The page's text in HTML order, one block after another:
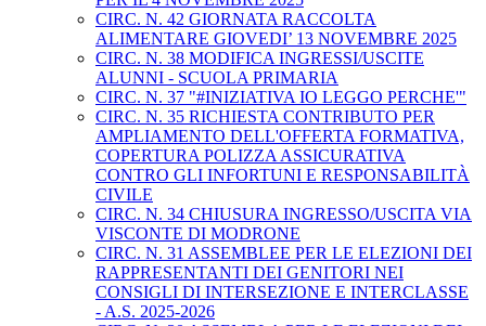
CIRC. N. 42 GIORNATA RACCOLTA
ALIMENTARE GIOVEDI’ 13 NOVEMBRE 2025
CIRC. N. 38 MODIFICA INGRESSI/USCITE
ALUNNI - SCUOLA PRIMARIA
CIRC. N. 37 "#INIZIATIVA IO LEGGO PERCHE'"
CIRC. N. 35 RICHIESTA CONTRIBUTO PER
AMPLIAMENTO DELL'OFFERTA FORMATIVA,
COPERTURA POLIZZA ASSICURATIVA
CONTRO GLI INFORTUNI E RESPONSABILITÀ
CIVILE
CIRC. N. 34 CHIUSURA INGRESSO/USCITA VIA
VISCONTE DI MODRONE
CIRC. N. 31 ASSEMBLEE PER LE ELEZIONI DEI
RAPPRESENTANTI DEI GENITORI NEI
CONSIGLI DI INTERSEZIONE E INTERCLASSE
- A.S. 2025-2026